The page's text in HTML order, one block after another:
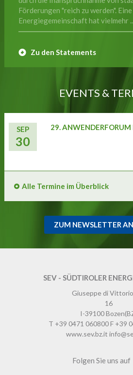
Förderungen "reich zu werden". Eine
Energiegemeinschaft hat vielmehr
Zu den Statements
EVENTS &
SEP
30
29. ANWENDERFORUM
Alle Termine im Überblick
ZUM NEWSLETTER
SEV - SÜDTIROLER
Giuseppe di
16
I-39100Bozen
T +39 0471 060800F +39
www.sev.bz.it
Folgen Sie uns auf